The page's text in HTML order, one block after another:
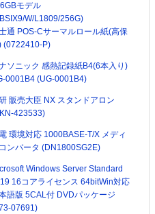
モデル
W/L1809/256G)
通 POS-Cサーマルロール紙(高保
(0722410-P)
ソニック 感熱記録紙B4(6本入り)
0001B4 (UG-0001B4)
販売大臣 NX スタンドアロン
423533)
環境対応 1000BASE-T/X メディ
ンバータ (DN1800SG2E)
Windows Server Standard
16コアライセンス 64bitWin対応
語版 5CAL付 DVDパッケージ
07691)